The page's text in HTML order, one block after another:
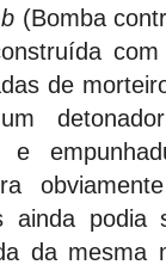
(Bomba
de
e
ainda
da mesma